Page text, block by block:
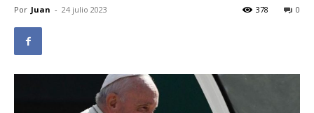
Por Juan - 24 julio 2023 0
378